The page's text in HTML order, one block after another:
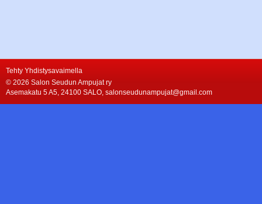
Tehty Yhdistysavaimella
© 2026 Salon Seudun Ampujat ry
Asemakatu 5 A5, 24100 SALO, salonseudunampujat@gmail.com